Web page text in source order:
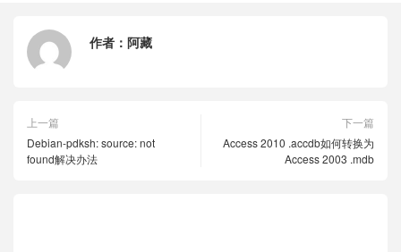
作者： 阿藏
上一篇
Debian-pdksh: source: not
found解决办法
下一篇
Access 2010 .accdb如何转换为
Access 2003 .mdb